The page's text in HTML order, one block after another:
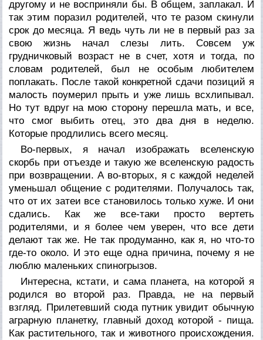
другому и не восприняли бы. В общем, заплакал. И
так этим поразил родителей, что те разом скинули
срок до месяца. Я ведь чуть ли не в первый раз за
свою жизнь начал слезы лить. Совсем уж
грудничковый возраст не в счет, хотя и тогда, по
словам родителей, был не особым любителем
поплакать. После такой конкретной сдачи позиций я
малость поумерил прыть и уже лишь всхлипывал.
Но тут вдруг на мою сторону перешла мать, и все,
что смог выбить отец, это два дня в неделю.
Которые продлились всего месяц.
Во-первых, я начал изображать вселенскую
скорбь при отъезде и такую же вселенскую радость
при возвращении. А во-вторых, я с каждой неделей
уменьшал общение с родителями. Получалось так,
что от их затеи все становилось только хуже. И они
сдались. Как же все-таки просто вертеть
родителями, и я более чем уверен, что все дети
делают так же. Не так продуманно, как я, но что-то
где-то около. И это еще одна причина, почему я не
люблю маленьких спиногрызов.
Интересна, кстати, и сама планета, на которой я
родился во второй раз. Правда, не на первый
взгляд. Прилетевший сюда путник увидит обычную
аграрную планетку, главный доход которой - пища.
Как растительного, так и животного происхождения.